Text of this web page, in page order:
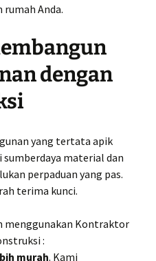
Anda.
dengan
yang tertata apik
material dan
perpaduan yang pas.
terima kunci.
menggunakan Kontraktor
:
murah. Kami